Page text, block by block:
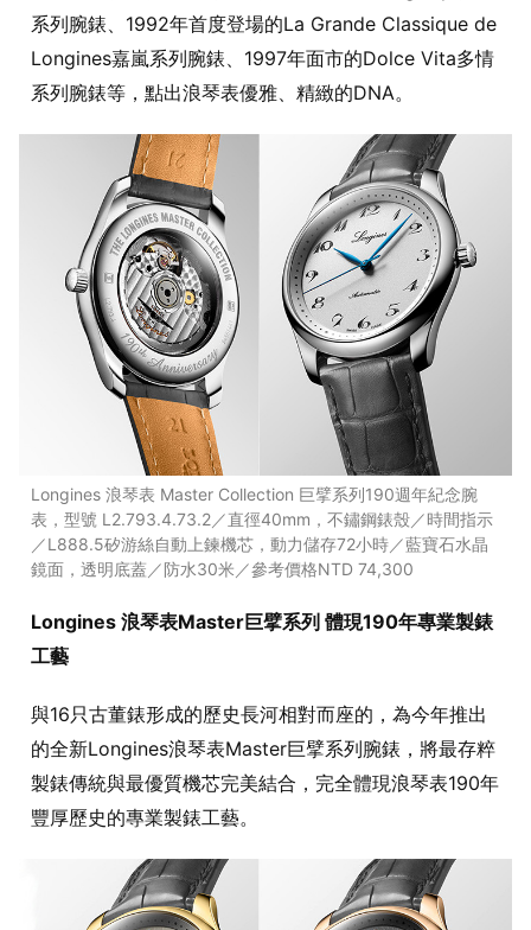
系列腕錶、1992年首度登場的La Grande Classique de
Longines嘉嵐系列腕錶、1997年面市的Dolce Vita多情
系列腕錶等，點出浪琴表優雅、精緻的DNA。
Longines 浪琴表 Master Collection 巨擘系列190週年紀念腕
表，型號 L2.793.4.73.2／直徑40mm，不鏽鋼錶殼／時間指示
／L888.5矽游絲自動上鍊機芯，動力儲存72小時／藍寶石水晶
鏡面，透明底蓋／防水30米／參考價格NTD 74,300
Longines 浪琴表Master巨擘系列 體現190年專業製錶
工藝
與16只古董錶形成的歷史長河相對而座的，為今年推出
的全新Longines浪琴表Master巨擘系列腕錶，將最存粹
製錶傳統與最優質機芯完美結合，完全體現浪琴表190年
豐厚歷史的專業製錶工藝。